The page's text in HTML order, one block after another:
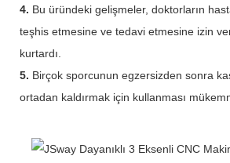
4. Bu üründeki gelişmeler, doktorların
teşhis etmesine ve tedavi etmesine izin
kurtardı.
5. Birçok sporcunun egzersizden sonra
ortadan kaldırmak için kullanması